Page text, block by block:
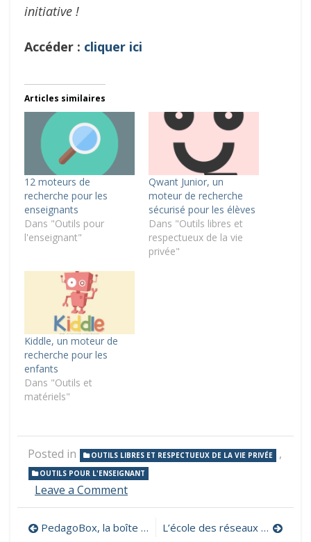
initiative !
Accéder : cliquer ici
Articles similaires
12 moteurs de
recherche pour les
enseignants
Dans "Outils pour
l'enseignant"
Qwant Junior, un
moteur de recherche
sécurisé pour les élèves
Dans "Outils libres et
respectueux de la vie
privée"
Kiddle, un moteur de
recherche pour les
enfants
Dans "Outils et
matériels"
Posted in OUTILS LIBRES ET RESPECTUEUX DE LA VIE PRIVÉE ,
OUTILS POUR L'ENSEIGNANT
Leave a Commenton
de
Navigation
PedagoBox, la boîte à outil du formateur numérique L’école des réseaux sociaux, des ressources à l’attention des éducateurs